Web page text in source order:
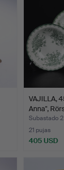
VAJILLA,
Anna",
Subastado
21 pujas
405 USD